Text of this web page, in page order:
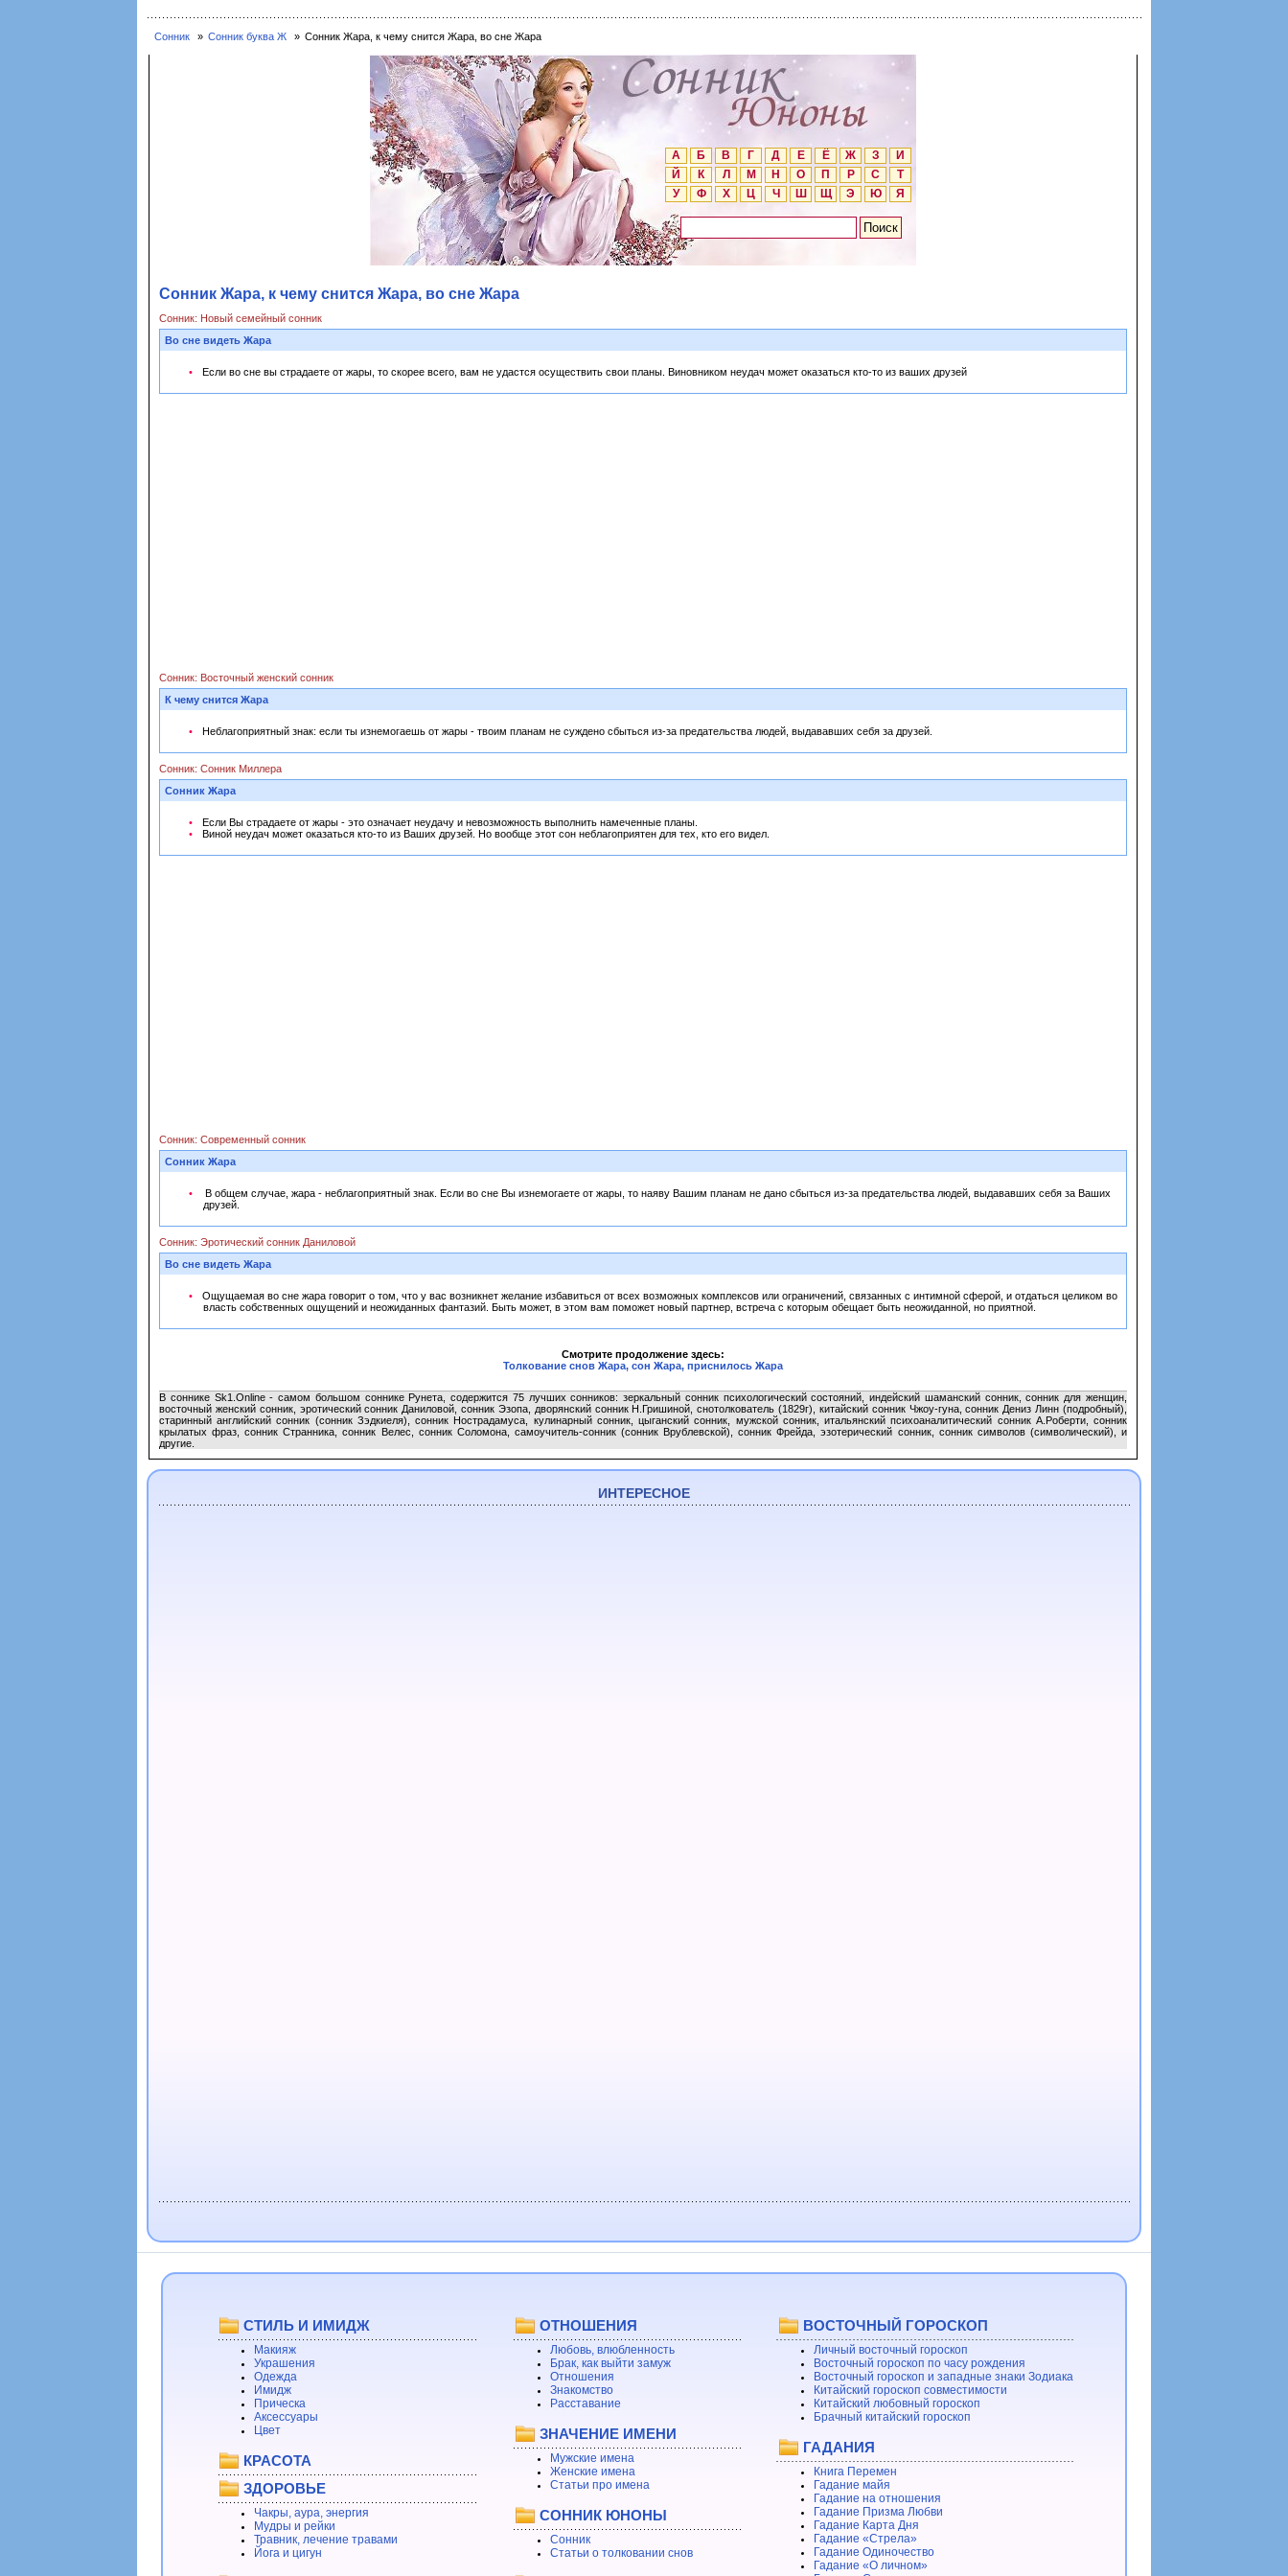
Сонник Сонник буква Ж Сонник Жара, к чему снится Жара, во сне Жара
А Б В Г Д Е Ё Ж З
И
Й
К Л М Н О П Р С
Т
У
Ф Х Ц Ч Ш Щ Э Ю Я
Сонник Жара, к чему снится Жара, во сне Жара
Сонник: Новый семейный сонник
Во сне видеть Жара
Если во сне вы страдаете от жары, то скорее всего, вам не удастся осуществить свои планы. Виновником неудач может оказаться кто-то из ваших друзей
Сонник: Восточный женский сонник
К чему снится Жара
Неблагоприятный знак: если ты изнемогаешь от жары - твоим планам не суждено сбыться из-за предательства людей, выдававших себя за друзей.
Сонник: Сонник Миллера
Сонник Жара
Если Вы страдаете от жары - это означает неудачу и невозможность выполнить намеченные планы.
Виной неудач может оказаться кто-то из Ваших друзей. Но вообще этот сон неблагоприятен для тех, кто его видел.
Сонник: Современный сонник
Сонник Жара
В общем случае, жара - неблагоприятный знак. Если во сне Вы изнемогаете от жары, то наяву Вашим планам не дано сбыться из-за предательства людей, выдававших себя за Ваших
друзей.
Сонник: Эротический сонник Даниловой
Во сне видеть Жара
Ощущаемая во сне жара говорит о том, что у вас возникнет желание избавиться от всех возможных комплексов или ограничений, связанных с интимной сферой, и отдаться целиком во
власть собственных ощущений и неожиданных фантазий. Быть может, в этом вам поможет новый партнер, встреча с которым обещает быть неожиданной, но приятной.
Смотрите продолжение здесь:
Толкование снов Жара, сон Жара, приснилось Жара
В соннике Sk1.Online - самом большом соннике Рунета, содержится 75 лучших сонников: зеркальный сонник психологический состояний, индейский шаманский сонник, сонник для женщин,
восточный женский сонник, эротический сонник Даниловой, сонник Эзопа, дворянский сонник Н.Гришиной, снотолкователь (1829г), китайский сонник Чжоу-гуна, сонник Дениз Линн (подробный),
старинный английский сонник (сонник Зэдкиеля), сонник Нострадамуса, кулинарный сонник, цыганский сонник, мужской сонник, итальянский психоаналитический сонник А.Роберти, сонник
крылатых фраз, сонник Странника, сонник Велес, сонник Соломона, самоучитель-сонник (сонник Врублевской), сонник Фрейда, эзотерический сонник, сонник символов (символический), и
другие.
ИНТЕРЕСНОЕ
СТИЛЬ И ИМИДЖ
Макияж
Украшения
Одежда
Имидж
Прическа
Аксессуары
Цвет
КРАСОТА
ЗДОРОВЬЕ
Чакры, аура, энергия
Мудры и рейки
Травник, лечение травами
Йога и цигун
ОТНОШЕНИЯ
Любовь, влюбленность
Брак, как выйти замуж
Отношения
Знакомство
Расставание
ЗНАЧЕНИЕ ИМЕНИ
Мужские имена
Женские имена
Статьи про имена
СОННИК ЮНОНЫ
Сонник
Статьи о толковании снов
ВОСТОЧНЫЙ ГОРОСКОП
Личный восточный гороскоп
Восточный гороскоп по часу рождения
Восточный гороскоп и западные знаки Зодиака
Китайский гороскоп совместимости
Китайский любовный гороскоп
Брачный китайский гороскоп
ГАДАНИЯ
Книга Перемен
Гадание майя
Гадание на отношения
Гадание Призма Любви
Гадание Карта Дня
Гадание «Стрела»
Гадание Одиночество
Гадание «О личном»